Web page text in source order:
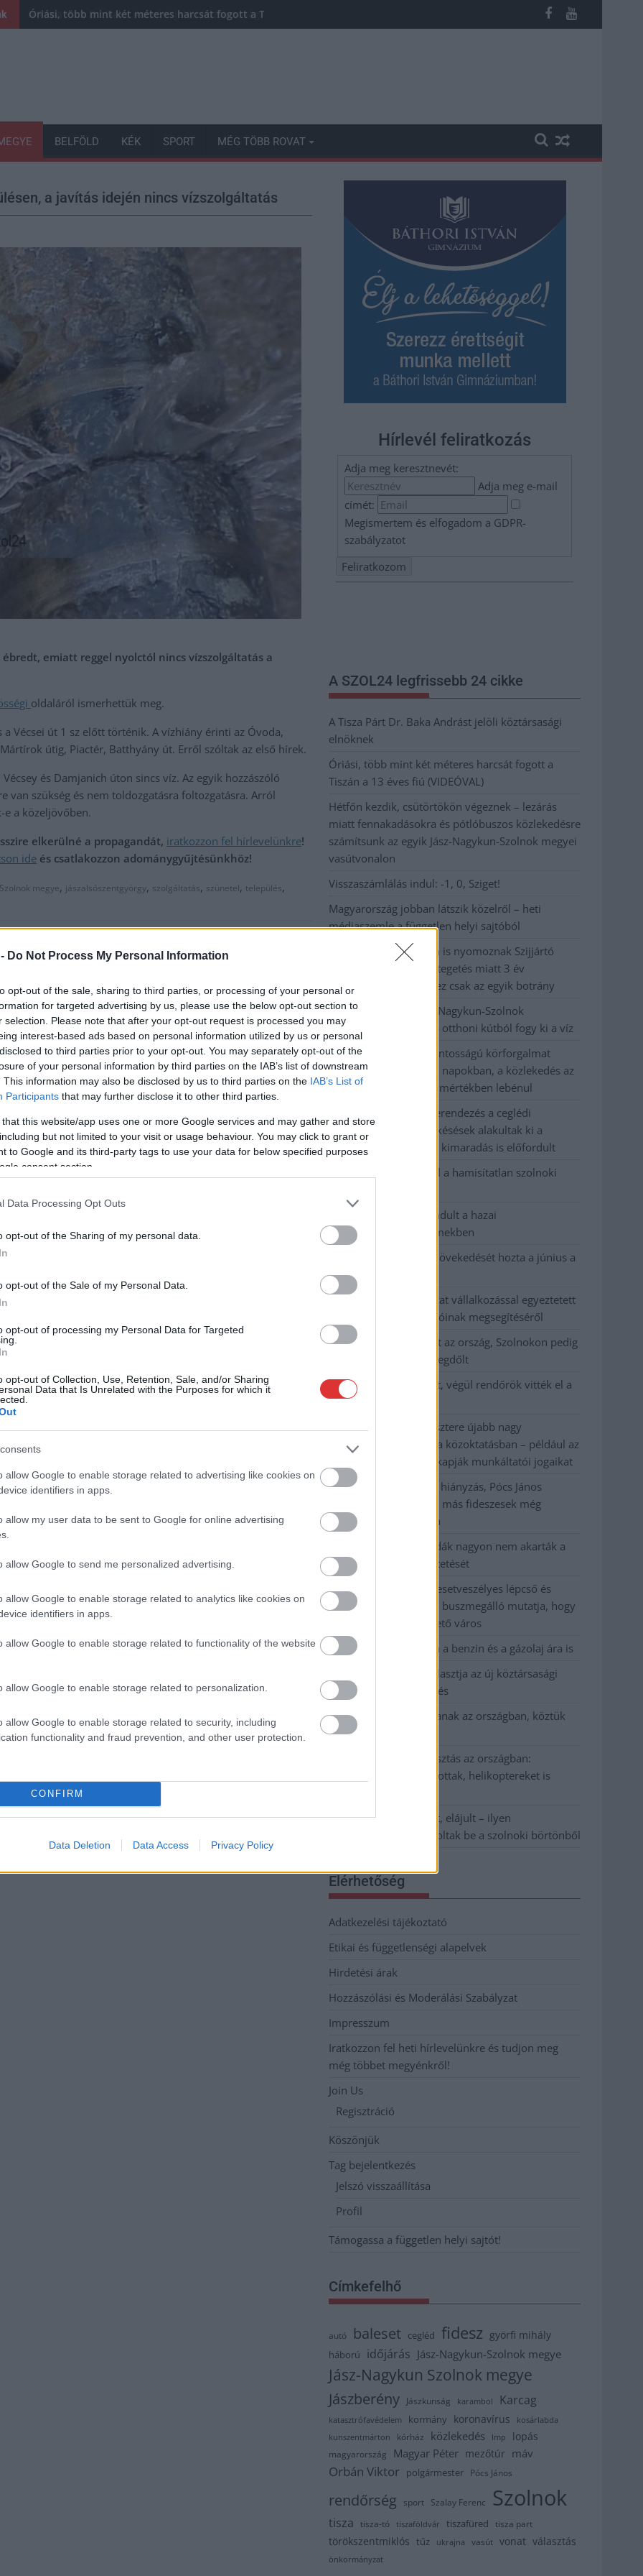
Do Not Process My Personal Information
opt-out of the sale, sharing to third parties, or processing of your personal or
for targeted advertising by us, please use the below opt-out section to
selection. Please note that after your opt-out request is processed you may
interest-based ads based on personal information utilized by us or personal
to third parties prior to your opt-out. You may separately opt-out of the
of your personal information by third parties on the IAB’s list of downstream
This information may also be disclosed by us to third parties on the IAB’s List of
Participants that may further disclose it to other third parties.
that this website/app uses one or more Google services and may gather and store
but not limited to your visit or usage behaviour. You may click to grant or
to Google and its third-party tags to use your data for below specified purposes
consent section.
Data Processing Opt Outs
opt-out of the Sharing of my personal data.
opt-out of the Sale of my Personal Data.
opt-out of processing my Personal Data for Targeted
opt-out of Collection, Use, Retention, Sale, and/or Sharing
Data that Is Unrelated with the Purposes for which it
allow Google to enable storage related to advertising like cookies on
identifiers in apps.
allow my user data to be sent to Google for online advertising
allow Google to send me personalized advertising.
allow Google to enable storage related to analytics like cookies on
identifiers in apps.
allow Google to enable storage related to functionality of the website
allow Google to enable storage related to personalization.
allow Google to enable storage related to security, including
functionality and fraud prevention, and other user protection.
CONFIRM
Data Deletion Data Access Privacy Policy
Óriási, több mint két méteres harcsát fogott a Tiszán a 13 éves fiú (VIDEÓVAL)
BELFÖLD KÉK SPORT MÉG TÖBB ROVAT
a javítás idején nincs vízszolgáltatás
emiatt reggel nyolctól nincs vízszolgáltatás a
oldaláról ismerhettük meg.
Vécsei út 1 sz előtt történik. A vízhiány érinti az Óvoda,
útig, Piactér, Batthyány út. Erről szóltak az első hírek.
és Damjanich úton sincs víz. Az egyik hozzászóló
van szükség és nem toldozgatásra foltozgatásra. Arról
a közeljövőben.
elkerülné a propagandát, iratkozzon fel hírlevelünkre!
ide és csatlakozzon adománygyűjtésünkhöz!
megye, jászalsószentgyörgy, szolgáltatás, szünetel, település,
Fejlesztés és munkahelyteremtés Szolnokon,
meghatározó szerepűvé válhatunk a közép-európai
Kiss Lajos
János
kapott, más
kevesebbet
képviselő túl
igazolatlanul a
de még mindig
ahhoz...
nagyon nem akarták a JÉGER
további üzemeltetését
megyei szinten alkalmazkodik a
JNSZ megyei hírek
Hírlevél feliratkozás
Adja meg keresztnevét:
Adja meg e-mail
címét:
Megismertem és elfogadom a GDPR-
szabályzatot
A SZOL24 legfrissebb 24 cikke
A Tisza Párt Dr. Baka Andrást jelöli köztársasági
elnöknek
Óriási, több mint két méteres harcsát fogott a
Tiszán a 13 éves fiú (VIDEÓVAL)
Hétfőn kezdik, csütörtökön végeznek – lezárás
miatt fennakadásokra és pótlóbuszos közlekedésre
számítsunk az egyik Jász-Nagykun-Szolnok megyei
vasútvonalon
Visszaszámlálás indul: -1, 0, Sziget!
Magyarország jobban látszik közelről – heti
médiaszemle a független helyi sajtóból
Már magasabb szinten is nyomoznak Szijjártó
büntetőügyében, vesztegetés miatt 3 év
letöltendőt kaphat és ez csak az egyik botrány
Problémák egész Jász-Nagykun-Szolnok
megyében: egyre több otthoni kútból fogy ki a víz
Szolnokon egy kulcsfontosságú körforgalmat
részlegesen lezárnak a napokban, a közlekedés az
átlagost is meghaladó mértékben lebénul
Elromlott a biztosítóberendezés a ceglédi
vasútvonalon, alapos késések alakultak ki a
menetrendhez képest, kimaradás is előfordult
Ön szerint hogy készül a hamisítatlan szolnoki
Országos ellenőrzés indult a hazai
akkumulátoripari üzemekben
Az idei év leglassabb növekedését hozta a június a
kiskereskedelemben
Györfi Mihály több tucat vállalkozással egyeztetett
a kerékpárgyár dolgozóinak megsegítéséről
41 fok fölé forrósodott az ország, Szolnokon pedig
egy másik rekord is megdőlt
Egy telefonhívást akart, végül rendőrök vitték el a
mezőtúri férfit
A Tisza kormány minisztere újabb nagy
változásokról döntött a közoktatásban – például az
iskolaigazgatók visszakapják munkáltatói jogaikat
Sok volt az igazolatlan hiányzás, Pócs János
fizetéslevonást kapott, más fideszesek még
kevesebbet vittek haza
A Szolnok megyei gazdák nagyon nem akarták a
JÉGER további üzemeltetését
Csendélet 5.0: alig balesetveszélyes lépcső és
remek állapotban levő buszmegálló mutatja, hogy
Szolnok mennyire élhető város
Pénteken újra csökken a benzin és a gázolaj ára is
Napokon belül megválasztja az új köztársasági
elnököt az Országgyűlés
Kiterjedt tüzek pusztítanak az országban, köztük
Karcagon
Harmadfokú hőségriasztás az országban:
Szolnokon klímát javítottak, helikoptereket is
A zárkában rosszul lett, elájult – ilyen
körülményekről számoltak be a szolnoki börtönből
Elérhetőség
Adatkezelési tájékoztató
Etikai és függetlenségi alapelvek
Hirdetési árak
Hozzászólási és Moderálási Szabályzat
Impresszum
Iratkozzon fel heti hírlevelünkre és tudjon meg
még többet megyénkről!
Join Us
Regisztráció
Köszönjük
Tag bejelentkezés
Jelszó visszaállítása
Profil
Támogassa a független helyi sajtót!
Címkefelhő
autó baleset cegléd fidesz györfi mihály
háború időjárás Jász-Nagykun-Szolnok megye
Jász-Nagykun Szolnok megye
Jászberény Jászkunság karambol Karcag
katasztrófavédelem kormány koronavírus
kosárlabda
kunszentmárton
kórház közlekedés lmp lopás
magyarország Magyar Péter mezőtúr máv
Orbán Viktor polgármester Pócs János
rendőrség sport Szalay Ferenc Szolnok
tisza tisza-tó tiszaföldvár tiszafüred tisza part
törökszentmiklós tűz ukrajna vasút vonat választás
önkormányzat